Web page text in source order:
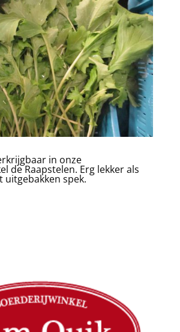
in onze
de Raapstelen. Erg lekker als
spek.